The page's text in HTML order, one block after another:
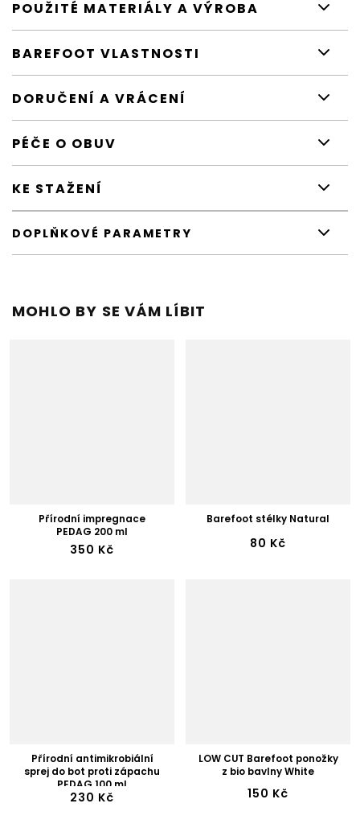
POUŽITÉ MATERIÁLY A VÝROBA
BAREFOOT VLASTNOSTI
DORUČENÍ A VRÁCENÍ
PÉČE O OBUV
KE STAŽENÍ
DOPLŇKOVÉ PARAMETRY
MOHLO BY SE VÁM LÍBIT
Přírodní impregnace
PEDAG 200 ml
350 Kč
Barefoot stélky Natural
80 Kč
Přírodní antimikrobiální
sprej do bot proti zápachu
PEDAG 100 ml
230 Kč
LOW CUT Barefoot ponožky
z bio bavlny White
150 Kč